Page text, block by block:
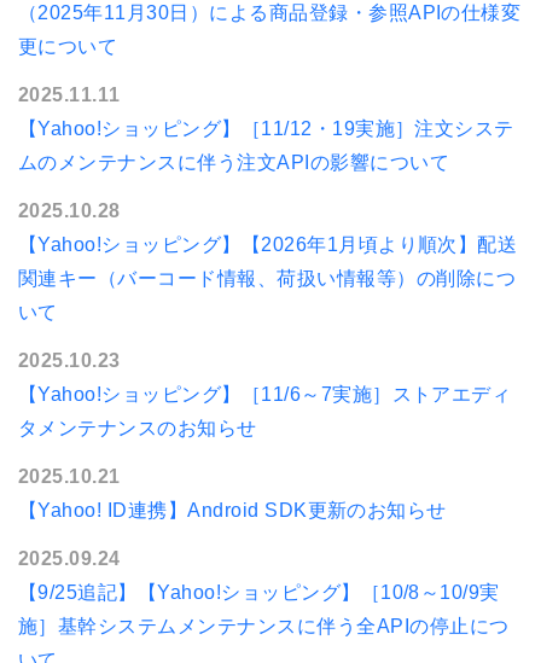
（2025年11月30日）による商品登録・参照APIの仕様変
更について
2025.11.11
【Yahoo!ショッピング】［11/12・19実施］注文システ
ムのメンテナンスに伴う注文APIの影響について
2025.10.28
【Yahoo!ショッピング】【2026年1月頃より順次】配送
関連キー（バーコード情報、荷扱い情報等）の削除につ
いて
2025.10.23
【Yahoo!ショッピング】［11/6～7実施］ストアエディ
タメンテナンスのお知らせ
2025.10.21
【Yahoo! ID連携】Android SDK更新のお知らせ
2025.09.24
【9/25追記】【Yahoo!ショッピング】［10/8～10/9実
施］基幹システムメンテナンスに伴う全APIの停止につ